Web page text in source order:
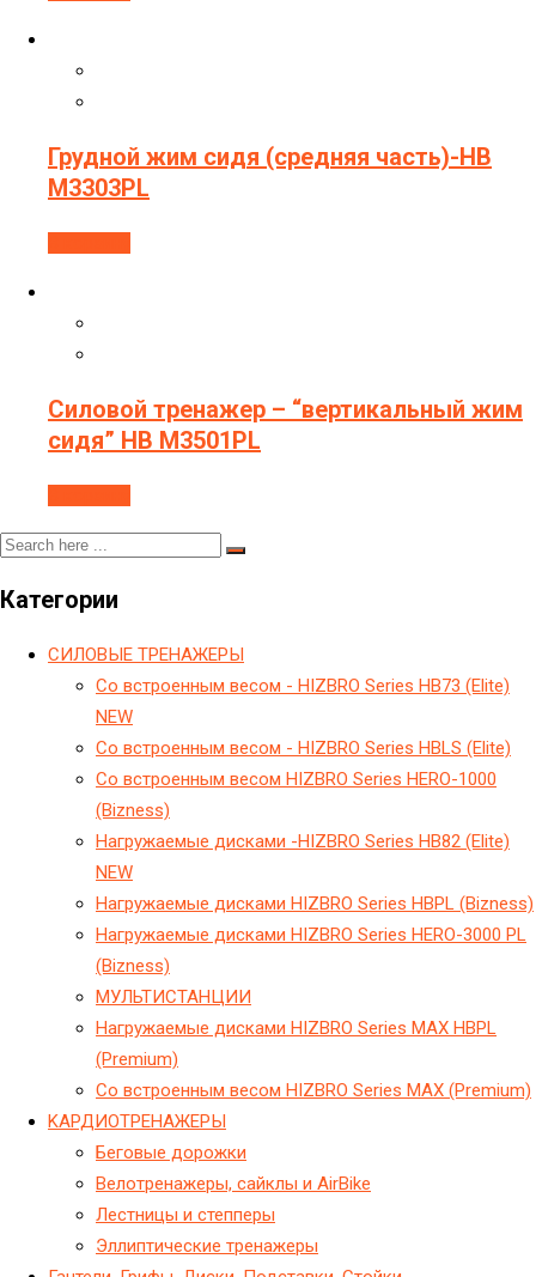
Грудной жим сидя (средняя часть)-HB
M3303PL
Силовой тренажер – “вертикальный жим
сидя” HB M3501PL
Категории
CИЛОВЫЕ ТРЕНАЖЕРЫ
Cо встроенным весом - HIZBRO Series HB73 (Elite)
NEW
Cо встроенным весом - HIZBRO Series HBLS (Elite)
Cо встроенным весом HIZBRO Series HERO-1000
(Bizness)
Hагружаемые дисками -HIZBRO Series HB82 (Elite)
NEW
Hагружаемые дисками HIZBRO Series HBPL (Bizness)
Hагружаемые дисками HIZBRO Series HERO-3000 PL
(Bizness)
МУЛЬТИСТАНЦИИ
Нагружаемые дисками HIZBRO Series MAX HBPL
(Premium)
Со встроенным весом HIZBRO Series MAX (Premium)
KАРДИОТРЕНАЖЕРЫ
Беговые дорожки
Велотренажеры, сайклы и AirBike
Лестницы и степперы
Эллиптические тренажеры